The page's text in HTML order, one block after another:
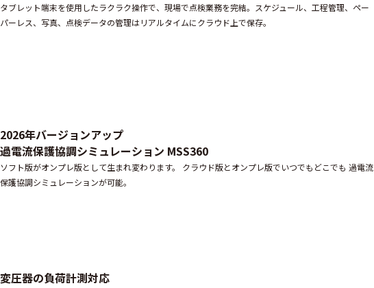
タブレット端末を使用したラクラク操作で、現場で点検業務を完結。スケジュール、工程管理、ペー
パーレス、写真、点検データの管理はリアルタイムにクラウド上で保存。
2026年バージョンアップ
過電流保護協調シミュレーション MSS360
ソフト版がオンプレ版として生まれ変わります。 クラウド版とオンプレ版でいつでもどこでも 過電流
保護協調シミュレーションが可能。
変圧器の負荷計測対応